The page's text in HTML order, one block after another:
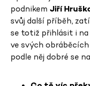
podnikem Jiří
svůj další příběh,
se totiž přihlásit i na
ve svých
podle něj dobré se